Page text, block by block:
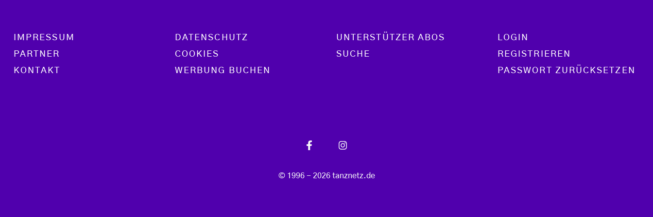
Footer menu
IMPRESSUM
PARTNER
KONTAKT
DATENSCHUTZ
COOKIES
WERBUNG BUCHEN
UNTERSTÜTZER ABOS
SUCHE
LOGIN
REGISTRIEREN
PASSWORT ZURÜCKSETZEN
© 1996 - 2026 tanznetz.de